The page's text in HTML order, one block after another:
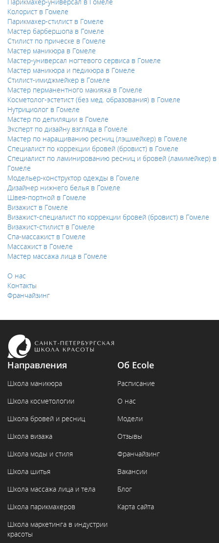
Колорист в Гомеле
Парикмахер-стилист в Гомеле
Мастер барбершопа в Гомеле
Стилист по прическе в Гомеле
Мастер маникюра в Гомеле
Мастер-универсал ногтевого сервиса в Гомеле
Мастер маникюра и педикюра в Гомеле
Стилист-имиджмейкер в Гомеле
Мастер перманентного макияжа в Гомеле
Косметолог-эстетист (без мед. образования) в Гомеле
Нутрициолог в Гомеле
Мастер по депиляции в Гомеле
Эксперт по дизайну взгляда в Гомеле
Мастер по наращиванию ресниц (лэшмейкер) в Гомеле
Специалист по коррекции бровей (бровист) в Гомеле
Специалист по ламинированию ресниц и бровей (ламимейкер) в
Гомеле
Модельер-конструктор одежды в Гомеле
Дизайнер нижнего белья в Гомеле
Швея-портной в Гомеле
Визажист в Гомеле
Визажист-специалист по коррекции бровей (бровист) в Гомеле
Визажист-стилист в Гомеле
Спа-массажист в Гомеле
Массажист в Гомеле
Мастер массажа лица в Гомеле
О нас
Контакты
Франчайзинг
Направления
Школа маникюра
Школа косметологии
Школа бровей и ресниц
Школа визажа
Школа моды и стиля
Школа шитья
Школа массажа лица и тела
Школа парикмахеров
Школа маркетинга в индустрии
красоты
Об Ecole
Расписание
О нас
Модели
Отзывы
Франчайзинг
Вакансии
Блог
Карта сайта